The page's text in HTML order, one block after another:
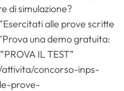
di simulazione?
alle prove scritte
una demo gratuita:
IL TEST”
concorso-inps-
prove-